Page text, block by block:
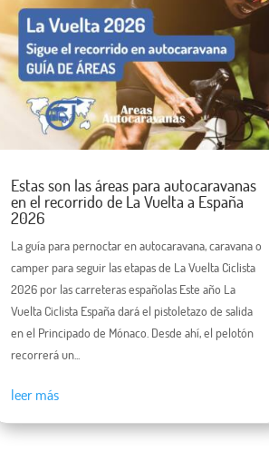
Estas son las áreas para autocaravanas
en el recorrido de La Vuelta a España
2026
La guía para pernoctar en autocaravana, caravana o
camper para seguir las etapas de La Vuelta Ciclista
2026 por las carreteras españolas Este año La
Vuelta Ciclista España dará el pistoletazo de salida
en el Principado de Mónaco. Desde ahí, el pelotón
recorrerá un...
leer más